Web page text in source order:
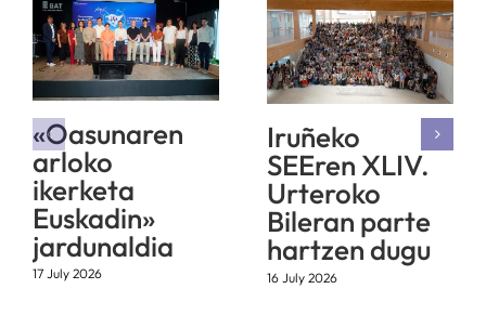
«Oasunaren
arloko
ikerketa
Euskadin»
jardunaldia
17 July 2026
Iruñeko
SEEren XLIV.
Urteroko
Bileran parte
hartzen dugu
16 July 2026